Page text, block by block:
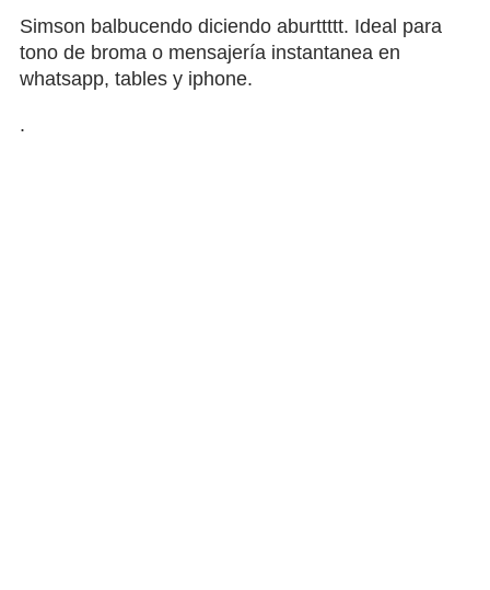
Simson balbucendo diciendo aburttttt. Ideal para
tono de broma o mensajería instantanea en
whatsapp, tables y iphone.
.